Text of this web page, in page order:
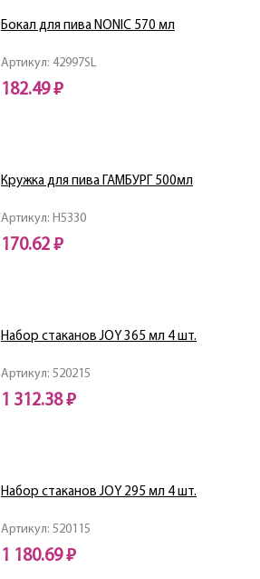
Артикул: 42997SL
Бокал для пива NONIC 570 мл
182.49 ₽
Артикул: H5330
Кружка для пива ГАМБУРГ 500мл
170.62 ₽
Артикул: 520215
Набор стаканов JOY 365 мл 4 шт.
1 312.38 ₽
Артикул: 520115
Набор стаканов JOY 295 мл 4 шт.
1 180.69 ₽